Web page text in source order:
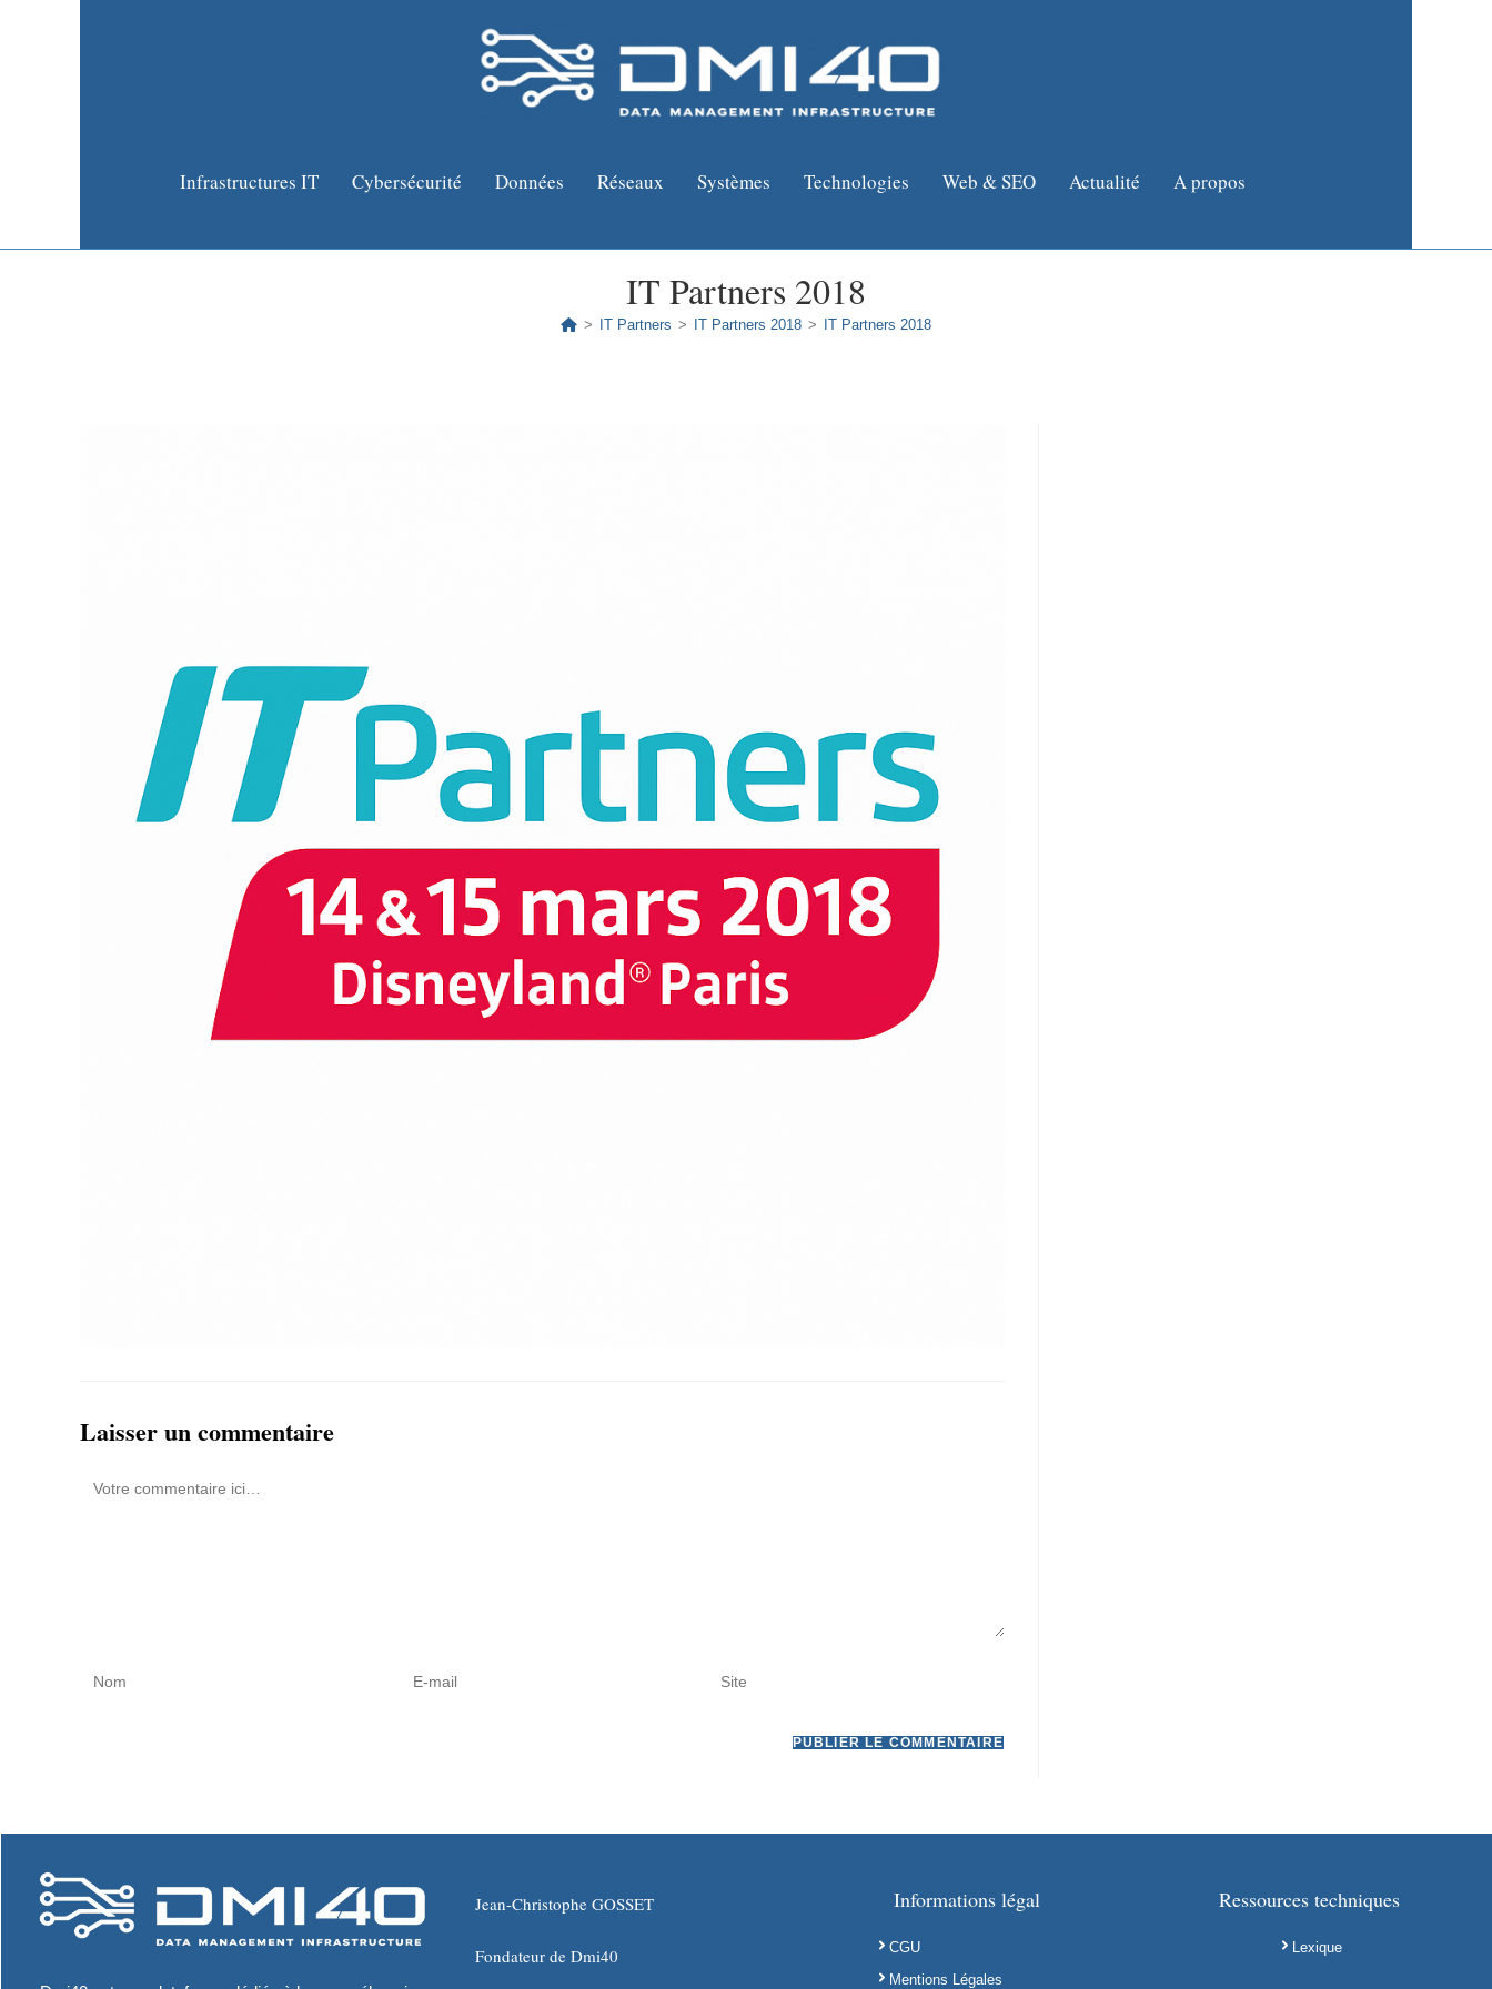
Infrastructures IT Cybersécurité Données Réseaux Systèmes Technologies Web & SEO Actualité A propos
IT Partners 2018
> IT Partners > IT Partners 2018 > IT Partners 2018
Laisser un commentaire
Jean-Christophe GOSSET
Fondateur de Dmi40
Informations légal
CGU
Mentions Légales
Ressources techniques
Lexique